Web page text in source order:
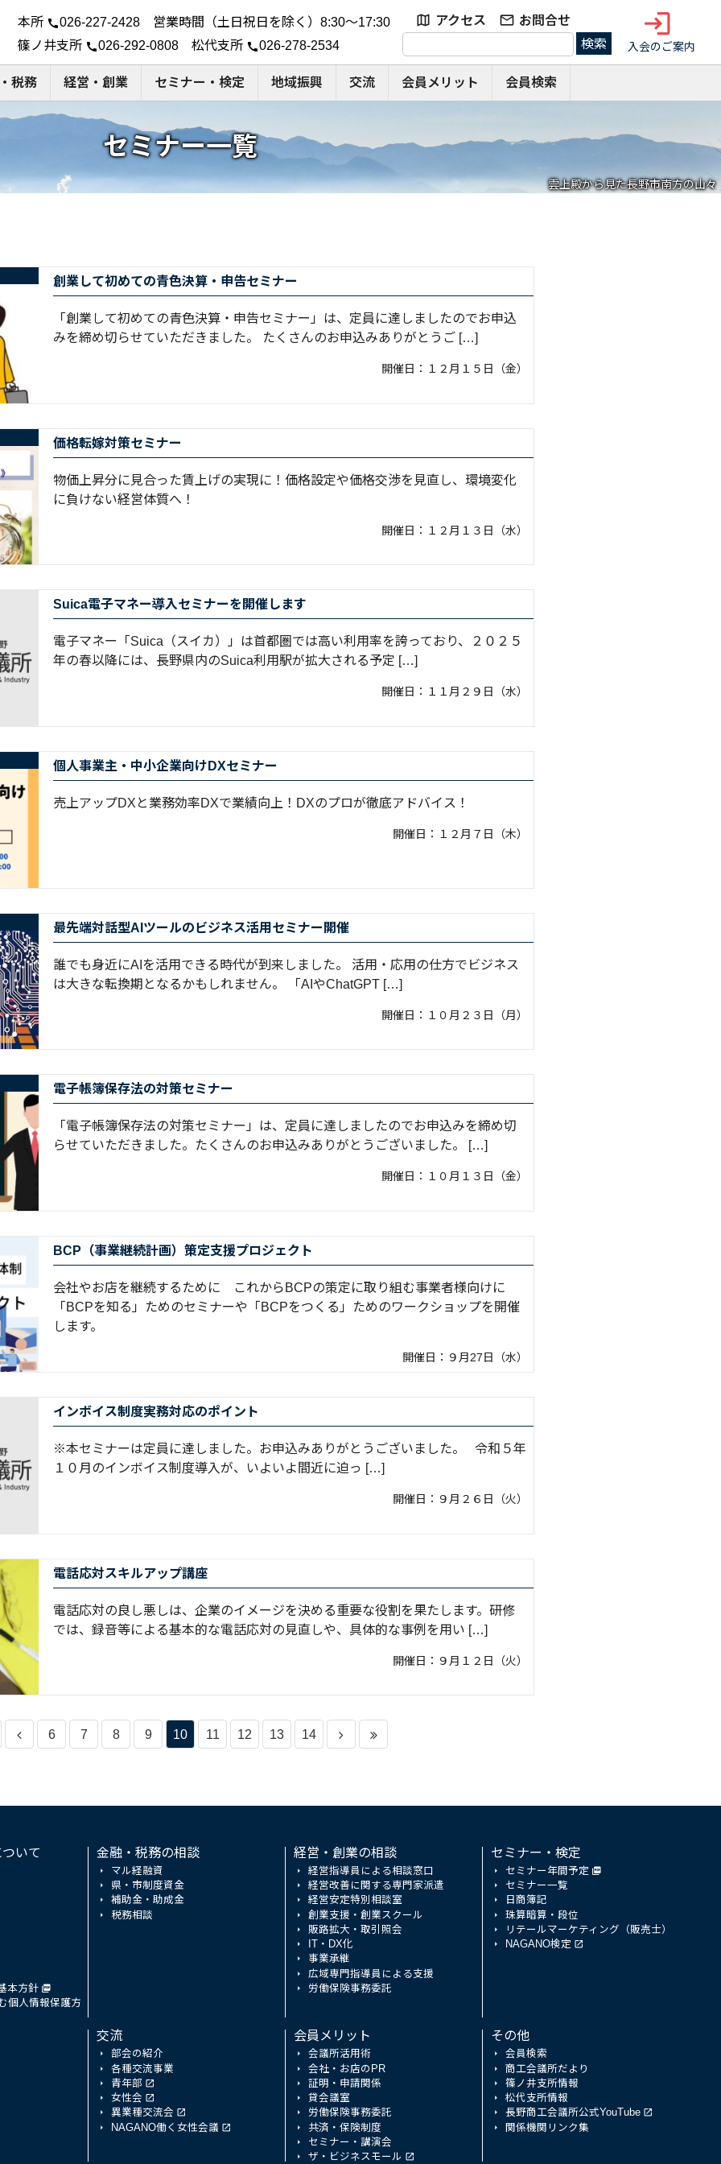
本所 call026-227-2428 営業時間（土日祝日を除く）8:30～17:30
篠ノ井支所 call026-292-0808 松代支所 call026-278-2534
アクセス お問合せ
検
login
入会のご案内
税務 経営・創業 セミナー・検定 地域振興 交流 会員メリット 会員検索
セミナー一覧
雲上殿から見た長野市南方の山々
創業して初めての青色決算・申告セミナー
「創業して初めての青色決算・申告セミナー」は、定員に達しましたのでお申込
みを締め切らせていただきました。 たくさんのお申込みありがとうご […]
開催日：１２月１５日（金）
価格転嫁対策セミナー
物価上昇分に見合った賃上げの実現に！価格設定や価格交渉を見直し、環境変化
に負けない経営体質へ！
開催日：１２月１３日（水）
Suica電子マネー導入セミナーを開催します
電子マネー「Suica（スイカ）」は首都圏では高い利用率を誇っており、２０２５
年の春以降には、長野県内のSuica利用駅が拡大される予定 […]
開催日：１１月２９日（水）
個人事業主・中小企業向けDXセミナー
売上アップDXと業務効率DXで業績向上！DXのプロが徹底アドバイス！
開催日：１２月７日（木）
最先端対話型AIツールのビジネス活用セミナー開催
誰でも身近にAIを活用できる時代が到来しました。 活用・応用の仕方でビジネス
は大きな転換期となるかもしれません。 「AIやChatGPT […]
開催日：１０月２３日（月）
電子帳簿保存法の対策セミナー
「電子帳簿保存法の対策セミナー」は、定員に達しましたのでお申込みを締め切
らせていただきました。たくさんのお申込みありがとうございました。 […]
開催日：１０月１３日（金）
BCP（事業継続計画）策定支援プロジェクト
会社やお店を継続するために これからBCPの策定に取り組む事業者様向けに
「BCPを知る」ためのセミナーや「BCPをつくる」ためのワークショップを開催
します。
開催日：９月27日（水）
インボイス制度実務対応のポイント
※本セミナーは定員に達しました。お申込みありがとうございました。 令和５年
１０月のインボイス制度導入が、いよいよ間近に迫っ […]
開催日：９月２６日（火）
電話応対スキルアップ講座
電話応対の良し悪しは、企業のイメージを決める重要な役割を果たします。研修
では、録音等による基本的な電話応対の見直しや、具体的な事例を用い […]
開催日：９月１２日（火）
6 7 8 9 10 11 12 13 14
いて
本方針
個人情報保護方
金融・税務の相談
マル経融資
県・市制度資金
補助金・助成金
税務相談
経営・創業の相談
経営指導員による相談窓口
経営改善に関する専門家派遣
経営安定特別相談室
創業支援・創業スクール
販路拡大・取引照会
IT・DX化
事業承継
広域専門指導員による支援
労働保険事務委託
セミナー・検定
セミナー年間予定
セミナー一覧
日商簿記
珠算暗算・段位
リテールマーケティング（販売士）
NAGANO検定
交流
部会の紹介
各種交流事業
青年部
女性会
異業種交流会
NAGANO働く女性会議
会員メリット
会議所活用術
会社・お店のPR
証明・申請関係
貸会議室
労働保険事務委託
共済・保険制度
セミナー・講演会
ザ・ビジネスモール
その他
会員検索
商工会議所だより
篠ノ井支所情報
松代支所情報
長野商工会議所公式YouTube
関係機関リンク集